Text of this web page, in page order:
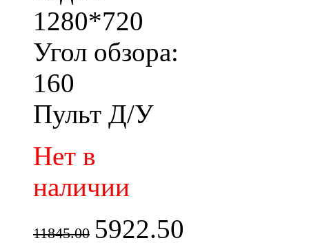
1280*720
Угол обзора:
160
Пульт Д/У
Нет в
наличии
11845.00 5922.50